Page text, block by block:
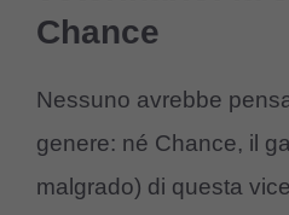
Chance
Nessuno avrebbe
genere: né Chance, il
malgrado) di questa